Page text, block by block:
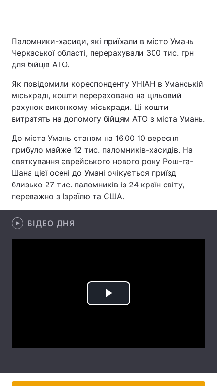
Головна Війна
Україна
Екологія Регіони
Паломники-хасиди, які приїхали в місто Умань
Черкаської області, перерахували 300 тис. грн
для бійців АТО.
Як повідомили кореспонденту УНІАН в Уманській
міськраді, кошти перераховано на цільовий
рахунок виконкому міськради. Ці кошти
витратять на допомогу бійцям АТО з міста Умань.
До міста Умань станом на 16.00 10 вересня
прибуло майже 12 тис. паломників-хасидів. На
святкування єврейського нового року Рош-га-
Шана цієї осені до Умані очікується приїзд
близько 27 тис. паломників із 24 країн світу,
переважно з Ізраїлю та США.
ВІДЕО ДНЯ
Play